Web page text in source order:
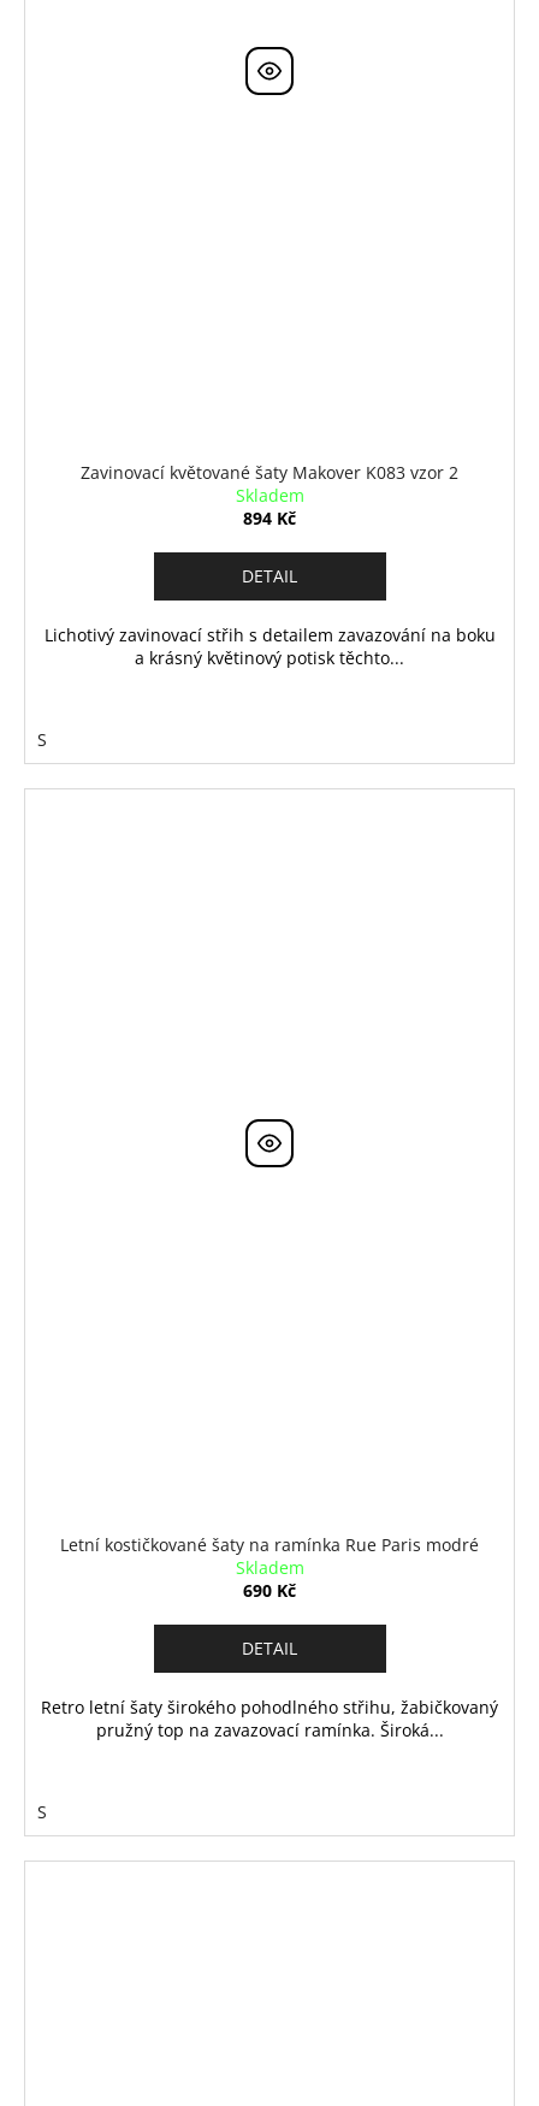
Zavinovací květované šaty Makover K083 vzor 2
Skladem
894 Kč
DETAIL
Lichotivý zavinovací střih s detailem zavazování na boku
a krásný květinový potisk těchto...
S
Letní kostičkované šaty na ramínka Rue Paris modré
Skladem
690 Kč
DETAIL
Retro letní šaty širokého pohodlného střihu, žabičkovaný
pružný top na zavazovací ramínka. Široká...
S